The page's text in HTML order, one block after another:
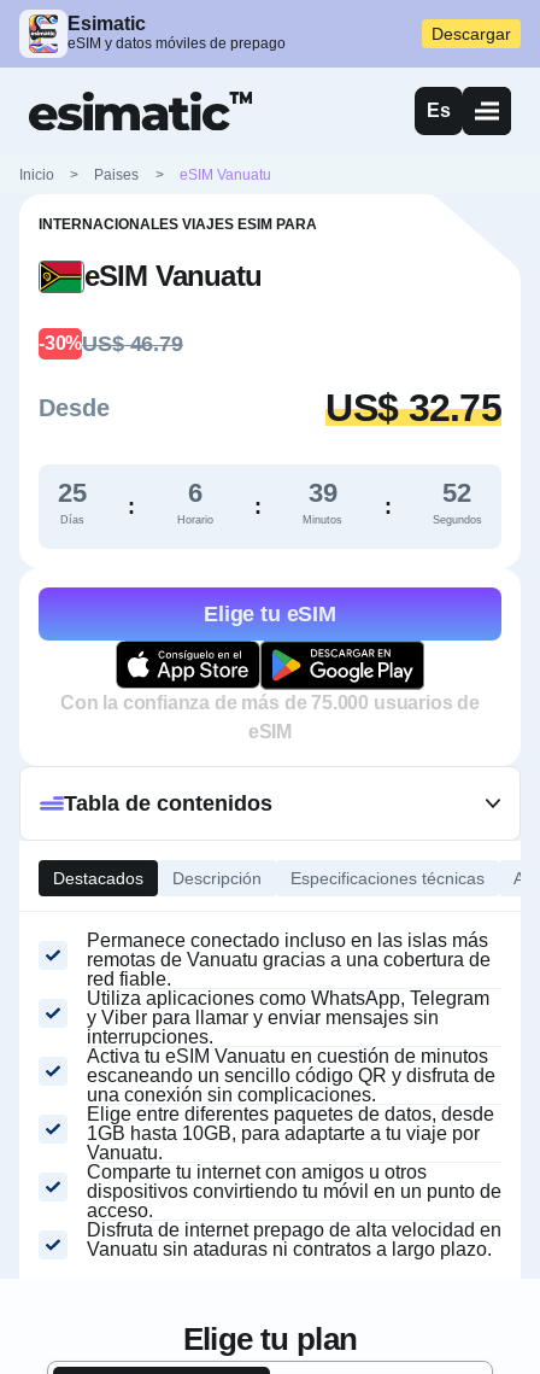
Esimatic
eSIM y datos móviles de prepago Descargar
Es
Inicio > Paises > eSIM Vanuatu
INTERNACIONALES VIAJES ESIM PARA
eSIM Vanuatu
-30%US$ 46.79
Desde US$ 32.75
25
Días
: 6
Horario
: 39
Minutos
: 51
Segundos
Elige tu eSIM
Con la confianza de más de 75.000 usuarios de
eSIM
Destacados Descripción Especificaciones técnicas
Permanece conectado incluso en las islas más
remotas de Vanuatu gracias a una cobertura de
red fiable.
Utiliza aplicaciones como WhatsApp, Telegram
y Viber para llamar y enviar mensajes sin
interrupciones.
Activa tu eSIM Vanuatu en cuestión de minutos
escaneando un sencillo código QR y disfruta de
una conexión sin complicaciones.
Elige entre diferentes paquetes de datos, desde
1GB hasta 10GB, para adaptarte a tu viaje por
Vanuatu.
Comparte tu internet con amigos u otros
dispositivos convirtiendo tu móvil en un punto de
acceso.
Disfruta de internet prepago de alta velocidad en
Vanuatu sin ataduras ni contratos a largo plazo.
Tabla de contenidos
Elige tu plan